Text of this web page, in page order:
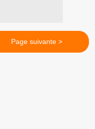
Page suivante >